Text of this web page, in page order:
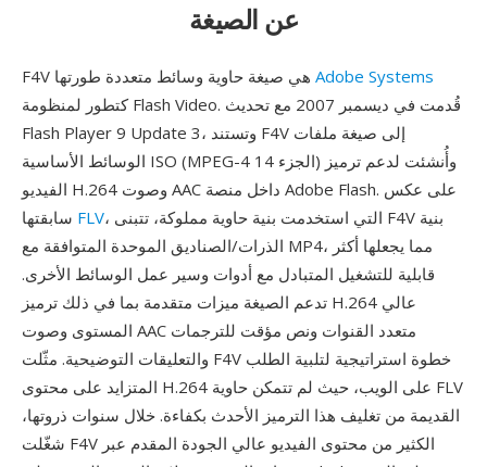
عن الصيغة
Adobe Systems
كتطور لمنظومة Flash Video. قُدمت في ديسمبر 2007 مع تحديث
Flash Player 9 Update 3، وتستند F4V إلى صيغة ملفات
الوسائط الأساسية ISO (MPEG-4 الجزء 14) وأُنشئت لدعم ترميز
الفيديو H.264 وصوت AAC داخل منصة Adobe Flash. على عكس
FLV، التي استخدمت بنية حاوية مملوكة، تتبنى F4V بنية
الذرات/الصناديق الموحدة المتوافقة مع MP4، مما يجعلها أكثر
قابلية للتشغيل المتبادل مع أدوات وسير عمل الوسائط الأخرى.
تدعم الصيغة ميزات متقدمة بما في ذلك ترميز H.264 عالي
المستوى وصوت AAC متعدد القنوات ونص مؤقت للترجمات
والتعليقات التوضيحية. مثّلت F4V خطوة استراتيجية لتلبية الطلب
المتزايد على محتوى H.264 على الويب، حيث لم تتمكن حاوية FLV
القديمة من تغليف هذا الترميز الأحدث بكفاءة. خلال سنوات ذروتها،
شغّلت F4V الكثير من محتوى الفيديو عالي الجودة المقدم عبر